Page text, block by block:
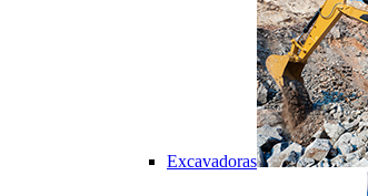
Excavadoras